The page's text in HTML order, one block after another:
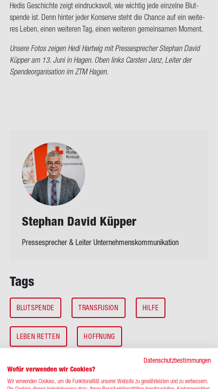
Hedis Ge­schich­te zeigt ein­drucks­voll, wie wich­tig jede ein­zel­ne Blut­
spen­de ist. Denn hin­ter jeder Kon­ser­ve steht die Chan­ce auf ein wei­te­
res Leben, einen wei­te­ren Tag, einen wei­te­ren ge­mein­sa­men Mo­ment.
Un­se­re Fotos zei­gen Hedi Hart­wig mit Pres­se­spre­cher Ste­phan David
Küp­per am 13. Juni in Hagen. Oben links Cars­ten Janz, Lei­ter der
Spen­de­or­ga­ni­sa­ti­on im ZTM Hagen.
Ste­phan David Küp­per
Pressesprecher & Leiter Unternehmenskommunikation
Tags
BLUTSPENDE TRANSFUSION HILFE
LEBEN RETTEN HOFFNUNG
Datenschutzbestimmungen
Wofür verwenden wir Cookies?
Wir verwenden Cookies, um die Funktionalität unserer Website zu gewährleisten und zu verbessern.